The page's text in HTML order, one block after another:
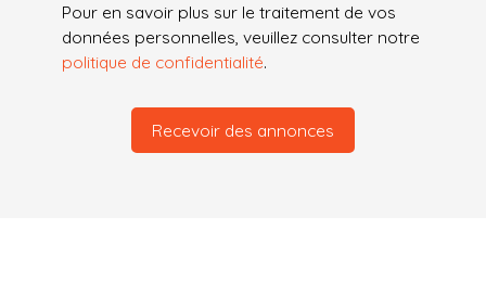
Pour en savoir plus sur le traitement de vos
données personnelles, veuillez consulter notre
politique de confidentialité.
Recevoir des annonces